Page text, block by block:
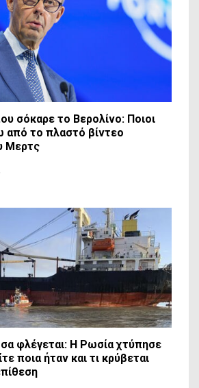
σόκαρε το Βερολίνο: Ποιοι
από το πλαστό βίντεο
Μερτς
φλέγεται: Η Ρωσία χτύπησε
ποια ήταν και τι κρύβεται